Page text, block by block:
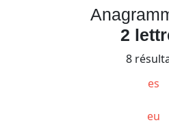
2
8
es
eu